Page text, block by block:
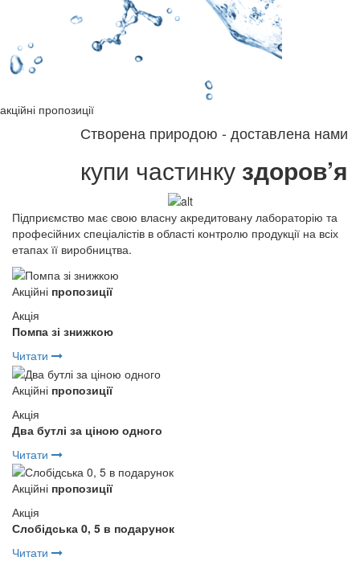
акційні пропозиції
Створена природою - доставлена нами
купи частинку здоров’я
Підприємство має свою власну акредитовану лабораторію та
професійних спеціалістів в області контролю продукції на всіх
етапах її виробництва.
Акційні пропозиції
Акція
Помпа зі знижкою
Читати
Акційні пропозиції
Акція
Два бутлі за ціною одного
Читати
Акційні пропозиції
Акція
Слобідська 0, 5 в подарунок
Читати